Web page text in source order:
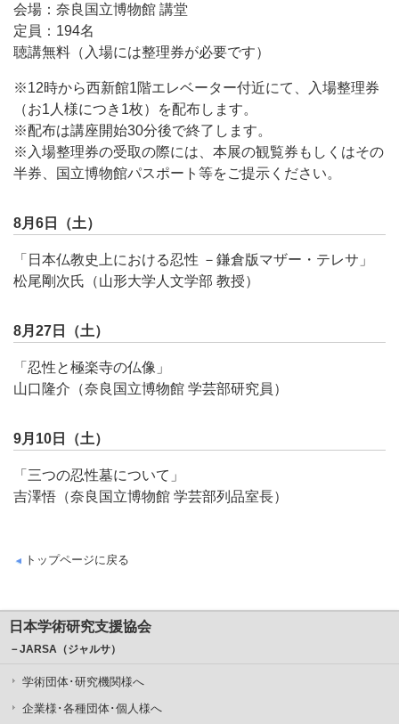
会場：奈良国立博物館 講堂
定員：194名
聴講無料（入場には整理券が必要です）
※12時から西新館1階エレベーター付近にて、入場整理券
（お1人様につき1枚）を配布します。
※配布は講座開始30分後で終了します。
※入場整理券の受取の際には、本展の観覧券もしくはその
半券、国立博物館パスポート等をご提示ください。
8月6日（土）
「日本仏教史上における忍性 －鎌倉版マザー・テレサ」
松尾剛次氏（山形大学人文学部 教授）
8月27日（土）
「忍性と極楽寺の仏像」
山口隆介（奈良国立博物館 学芸部研究員）
9月10日（土）
「三つの忍性墓について」
吉澤悟（奈良国立博物館 学芸部列品室長）
トップページに戻る
日本学術研究支援協会
－JARSA（ジャルサ）
学術団体･研究機関様へ
企業様･各種団体･個人様へ